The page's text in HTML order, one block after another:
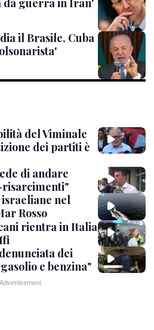
da guerra in Iran'
il Brasile, Cuba
del Viminale
dei partiti è
di andare
risarcimenti"
nel
Rosso
rientra in Italia
dei
e benzina"